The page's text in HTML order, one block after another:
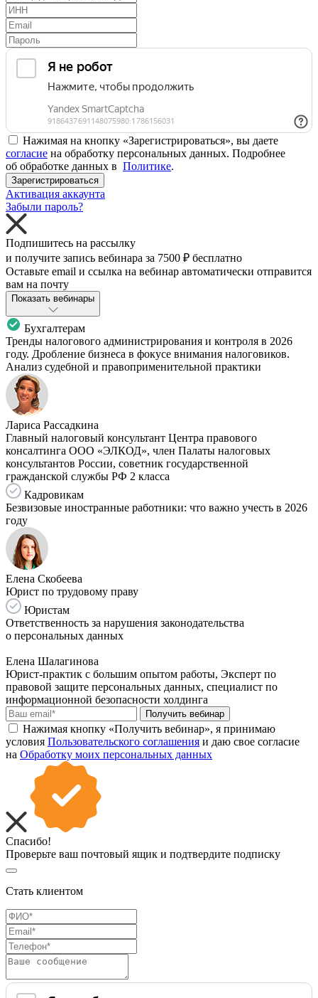
Нажимая на кнопку «Зарегистрироваться», вы даете
согласие на обработку персональных данных. Подробнее
об обработке данных в Политике.
Зарегистрироваться
Активация аккаунта
Забыли пароль?
Подпишитесь на рассылку
и получите запись вебинара за 7500 ₽ бесплатно
Оставьте email и ссылка на вебинар автоматически отправится
вам на почту
Показать вебинары
Бухгалтерам
Тренды налогового администрирования и контроля в 2026
году. Дробление бизнеса в фокусе внимания налоговиков.
Анализ судебной и правоприменительной практики
Лариса Рассадкина
Главный налоговый консультант Центра правового
консалтинга ООО «ЭЛКОД», член Палаты налоговых
консультантов России, советник государственной
гражданской службы РФ 2 класса
Кадровикам
Безвизовые иностранные работники: что важно учесть в 2026
году
Елена Скобеева
Юрист по трудовому праву
Юристам
Ответственность за нарушения законодательства
о персональных данных
Елена Шалагинова
Юрист-практик с большим опытом работы, Эксперт по
правовой защите персональных данных, специалист по
информационной безопасности холдинга
Получить вебинар
Нажимая кнопку «Получить вебинар», я принимаю
условия Пользовательского соглашения и даю свое согласие
на Обработку моих персональных данных
Спасибо!
Проверьте ваш почтовый ящик и подтвердите подписку
Стать клиентом